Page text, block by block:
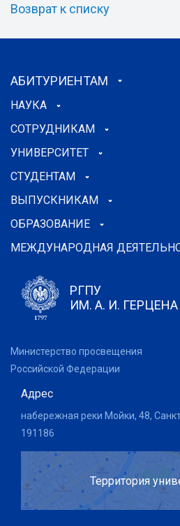
Возврат к списку
АБИТУРИЕНТАМ
НАУКА
СОТРУДНИКАМ
УНИВЕРСИТЕТ
СТУДЕНТАМ
ВЫПУСКНИКАМ
ОБРАЗОВАНИЕ
МЕЖДУНАРОДНАЯ
РГПУ
ИМ. А. И. ГЕРЦЕНА
Министерство просвещения
Российской Федерации
Адрес
набережная реки Мойки, 48,
191186
Территория